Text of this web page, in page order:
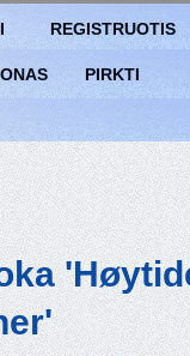
REGISTRUOTIS
PIRKTI